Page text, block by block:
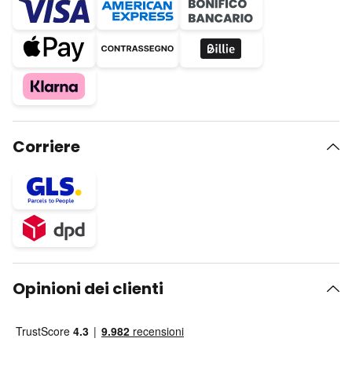
Corriere
Opinioni dei clienti